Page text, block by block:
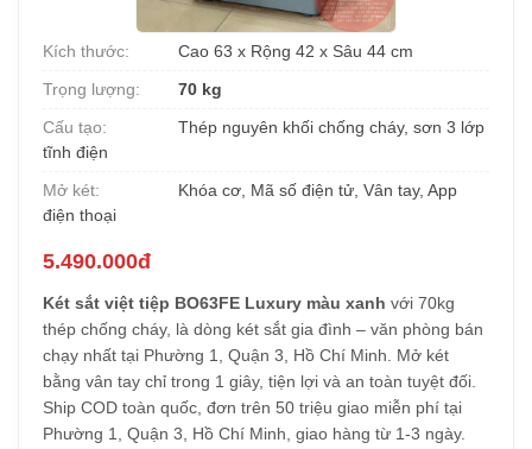
Kích thước:
Cao 63 x Rộng 42 x Sâu 44 cm
Trọng lượng:
70 kg
Cấu tạo:
Thép nguyên khối chống cháy, sơn 3 lớp
tĩnh điện
Mở két:
Khóa cơ, Mã số điện tử, Vân tay, App
điện thoại
5.490.000đ
Két sắt việt tiệp BO63FE Luxury màu xanh với 70kg
thép chống cháy, là dòng két sắt gia đình – văn phòng bán
chạy nhất tại Phường 1, Quận 3, Hồ Chí Minh. Mở két
bằng vân tay chỉ trong 1 giây, tiện lợi và an toàn tuyệt đối.
Ship COD toàn quốc, đơn trên 50 triệu giao miễn phí tại
Phường 1, Quận 3, Hồ Chí Minh, giao hàng từ 1-3 ngày.